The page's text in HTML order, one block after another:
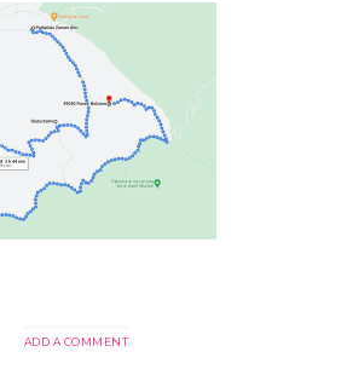
ADD A COMMENT